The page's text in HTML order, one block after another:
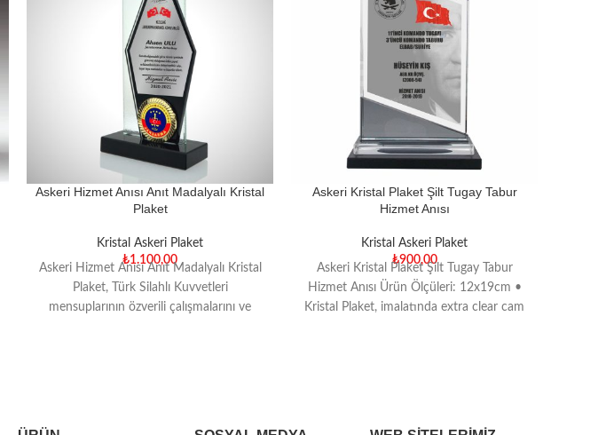
Askeri Hizmet Anısı Anıt Madalyalı Kristal
Plaket
Kristal Askeri Plaket
₺1.100,00
Askeri Hizmet Anısı Anıt Madalyalı Kristal
Plaket, Türk Silahlı Kuvvetleri
mensuplarının özverili çalışmalarını ve
Askeri Kristal Plaket Şilt Tugay Tabur
Hizmet Anısı
Kristal Askeri Plaket
₺900,00
Askeri Kristal Plaket Şilt Tugay Tabur
Hizmet Anısı Ürün Ölçüleri: 12x19cm •
Kristal Plaket, imalatında extra clear cam